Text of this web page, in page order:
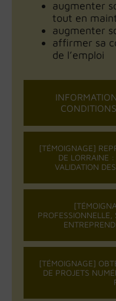
augmenter
tout en
augmenter
affirmer sa
de l’emploi
[TÉMOIGNAGE]
DE LORRAINE
VALIDATION
[TÉMOIGNAGE]
DE PROJETS